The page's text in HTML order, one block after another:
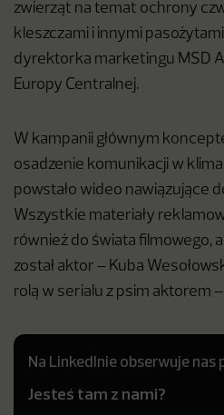
zwierząt na temat ochrony
kleszczami i innymi
dyrektorka marketingu MSD
Europy Centralnej.
W kampanii głównym
osadzenie komunikacji w
powstało wideo nawiązujące
Wszystkie materiały
również do świata filmowego,
został aktor – Kuba
rolą w serialu z psim aktorem
Na LinkedInie obserwuje nas
Jesteś tam z nami?